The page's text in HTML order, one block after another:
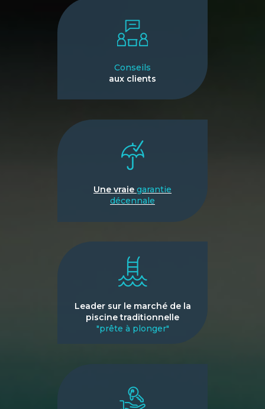
Conseils
aux clients
Une vraie garantie
décennale
Leader sur le marché de la
piscine traditionnelle
"prête à plonger"